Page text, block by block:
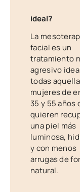
ideal?
La
facial es un
tratamiento
agresivo
todas
mujeres de
35 y 55 años
quieren
una piel más
luminosa,
y con menos
arrugas de
natural.